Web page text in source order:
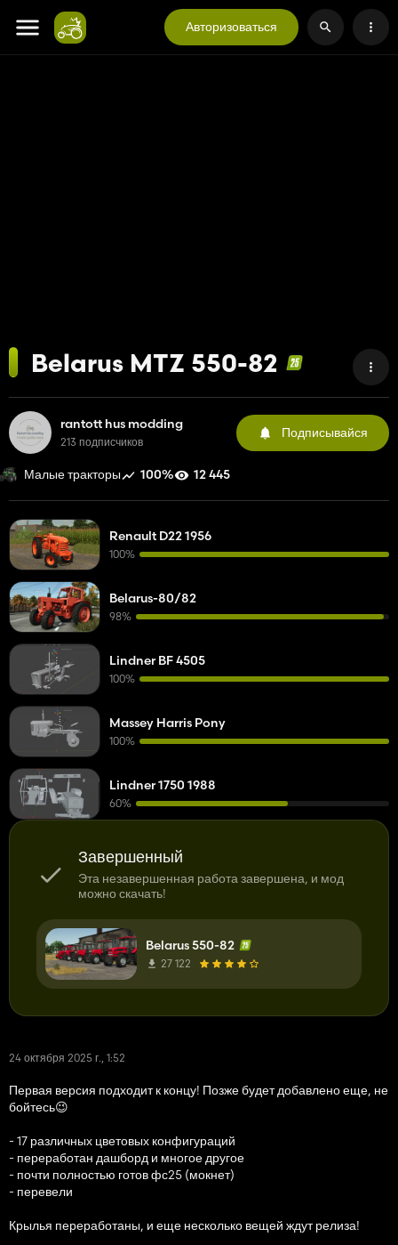
Авторизоваться
Belarus MTZ 550-82
rantott hus modding
213 подписчиков
Подписывайся
Малые тракторы 100% 12 445
Завершенный
Эта незавершенная работа завершена, и мод
можно скачать!
Belarus 550-82
27 122
24 октября 2025 г., 1:52
Первая версия подходит к концу! Позже будет добавлено еще, не
бойтесь😉
- 17 различных цветовых конфигураций
- переработан дашборд и многое другое
- почти полностью готов фс25 (мокнет)
- перевели
Крылья переработаны, и еще несколько вещей ждут релиза!
Renault D22 1956
100%
Belarus-80/82
98%
Lindner BF 4505
100%
Massey Harris Pony
100%
Lindner 1750 1988
60%